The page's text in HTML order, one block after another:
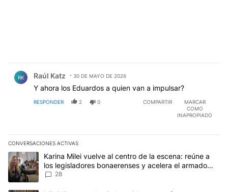
RK Raúl Katz 30 DE MAYO DE 2026
Y ahora los Eduardos a quien van a impulsar?
RESPONDER 2 0 COMPARTIR
MARCAR
COMO
INAPROPIADO
CONVERSACIONES ACTIVAS
Este listado muestra los artículos con más comentarios en los
Un artículo de tendencia con el título "Karina Milei vuelve al
Karina Milei vuelve al centro de la escena: reúne a
los legisladores bonaerenses y acelera el armado
para 2027
28